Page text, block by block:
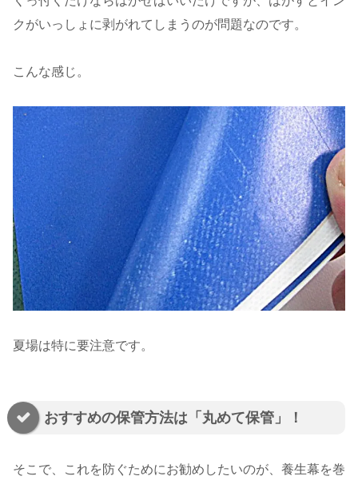
クがいっしょに剥がれてしまうのが問題なのです。
こんな感じ。
夏場は特に要注意です。
おすすめの保管方法は「丸めて保管」！
そこで、これを防ぐためにお勧めしたいのが、養生幕を巻